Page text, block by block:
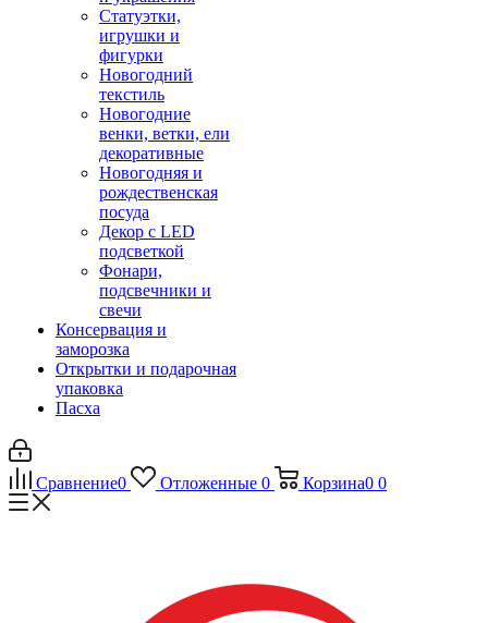
Статуэтки,
игрушки и
фигурки
Новогодний
текстиль
Новогодние
венки, ветки, ели
декоративные
Новогодняя и
рождественская
посуда
Декор с LED
подсветкой
Фонари,
подсвечники и
свечи
Консервация и
заморозка
Открытки и подарочная
упаковка
Пасха
Сравнение0 Отложенные 0 Корзина0 0